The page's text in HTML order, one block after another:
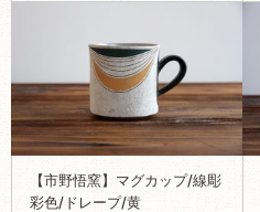
【市野悟窯】マグカップ/線彫
彩色/ドレープ/黄